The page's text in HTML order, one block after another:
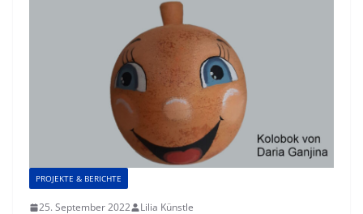
PROJEKTE & BERICHTE
25. September 2022 Lilia Künstle